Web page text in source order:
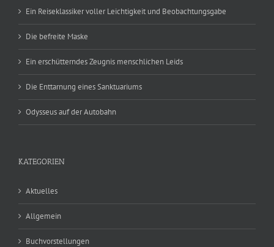
Ein Reiseklassiker voller Leichtigkeit und Beobachtungsgabe
Die befreite Maske
Ein erschütterndes Zeugnis menschlichen Leids
Die Enttarnung eines Sanktuariums
Odysseus auf der Autobahn
KATEGORIEN
Aktuelles
Allgemein
Buchvorstellungen